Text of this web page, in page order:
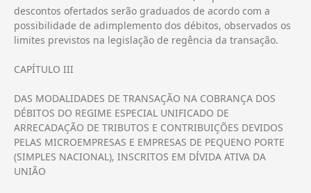
descontos ofertados serão graduados de acordo com a
possibilidade de adimplemento dos débitos, observados os
limites previstos na legislação de regência da transação.
CAPÍTULO III
DAS MODALIDADES DE TRANSAÇÃO NA COBRANÇA DOS
DÉBITOS DO REGIME ESPECIAL UNIFICADO DE
ARRECADAÇÃO DE TRIBUTOS E CONTRIBUIÇÕES DEVIDOS
PELAS MICROEMPRESAS E EMPRESAS DE PEQUENO PORTE
(SIMPLES NACIONAL), INSCRITOS EM DÍVIDA ATIVA DA
UNIÃO